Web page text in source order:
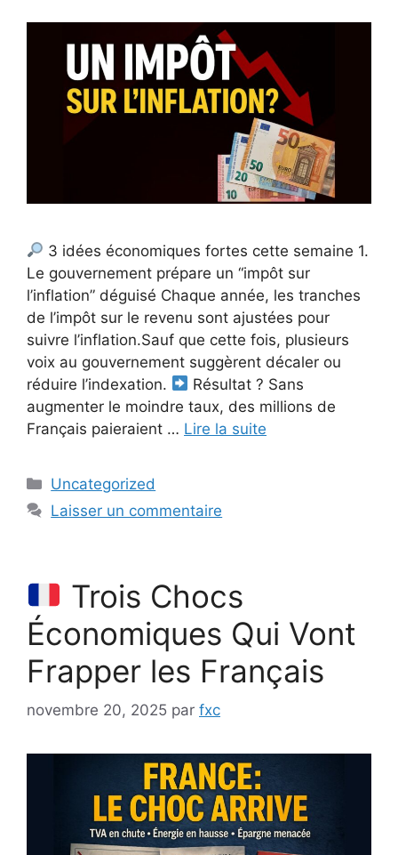
3 idées économiques fortes cette semaine 1.
Le gouvernement prépare un “impôt sur
l’inflation” déguisé Chaque année, les tranches
de l’impôt sur le revenu sont ajustées pour
suivre l’inflation.Sauf que cette fois, plusieurs
voix au gouvernement suggèrent décaler ou
réduire l’indexation.
Résultat ? Sans
augmenter le moindre taux, des millions de
Français paieraient … Lire la suite
Catégories
Uncategorized
Laisser un commentaire
Trois Chocs
Économiques Qui Vont
Frapper les Français
novembre 20, 2025 par fxc